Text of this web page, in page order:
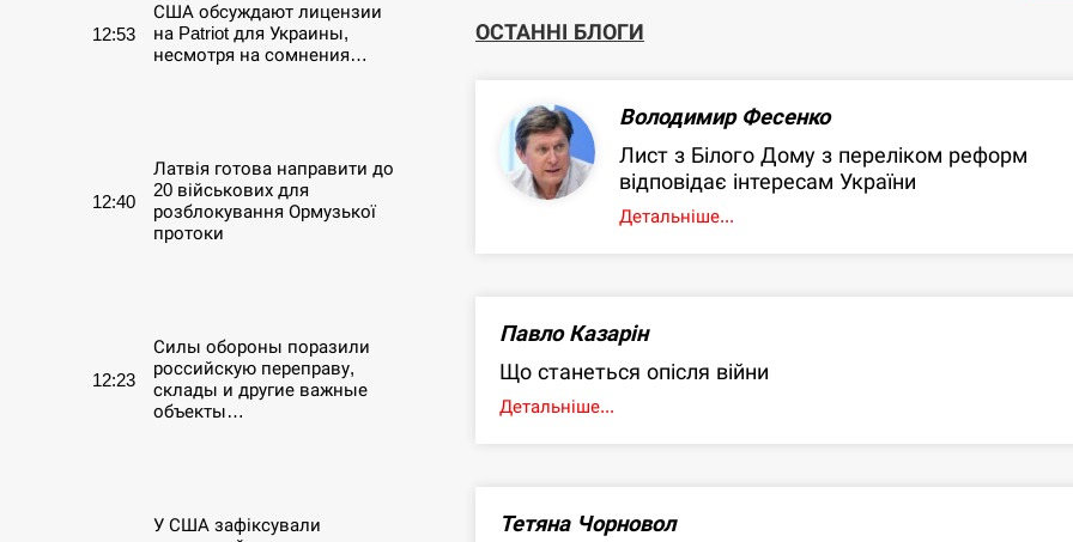
12:53
США обсуждают лицензии
на Patriot для Украины,
несмотря на сомнения…
12:40
Латвія готова направити до
20 військових для
розблокування Ормузької
протоки
12:23
Силы обороны поразили
российскую переправу,
склады и другие важные
объекты…
У США зафіксували
ОСТАННІ БЛОГИ
Володимир Фесенко
Лист з Білого Дому з переліком реформ
відповідає інтересам України
Детальніше...
Павло Казарін
Що станеться опісля війни
Детальніше...
Тетяна Чорновол